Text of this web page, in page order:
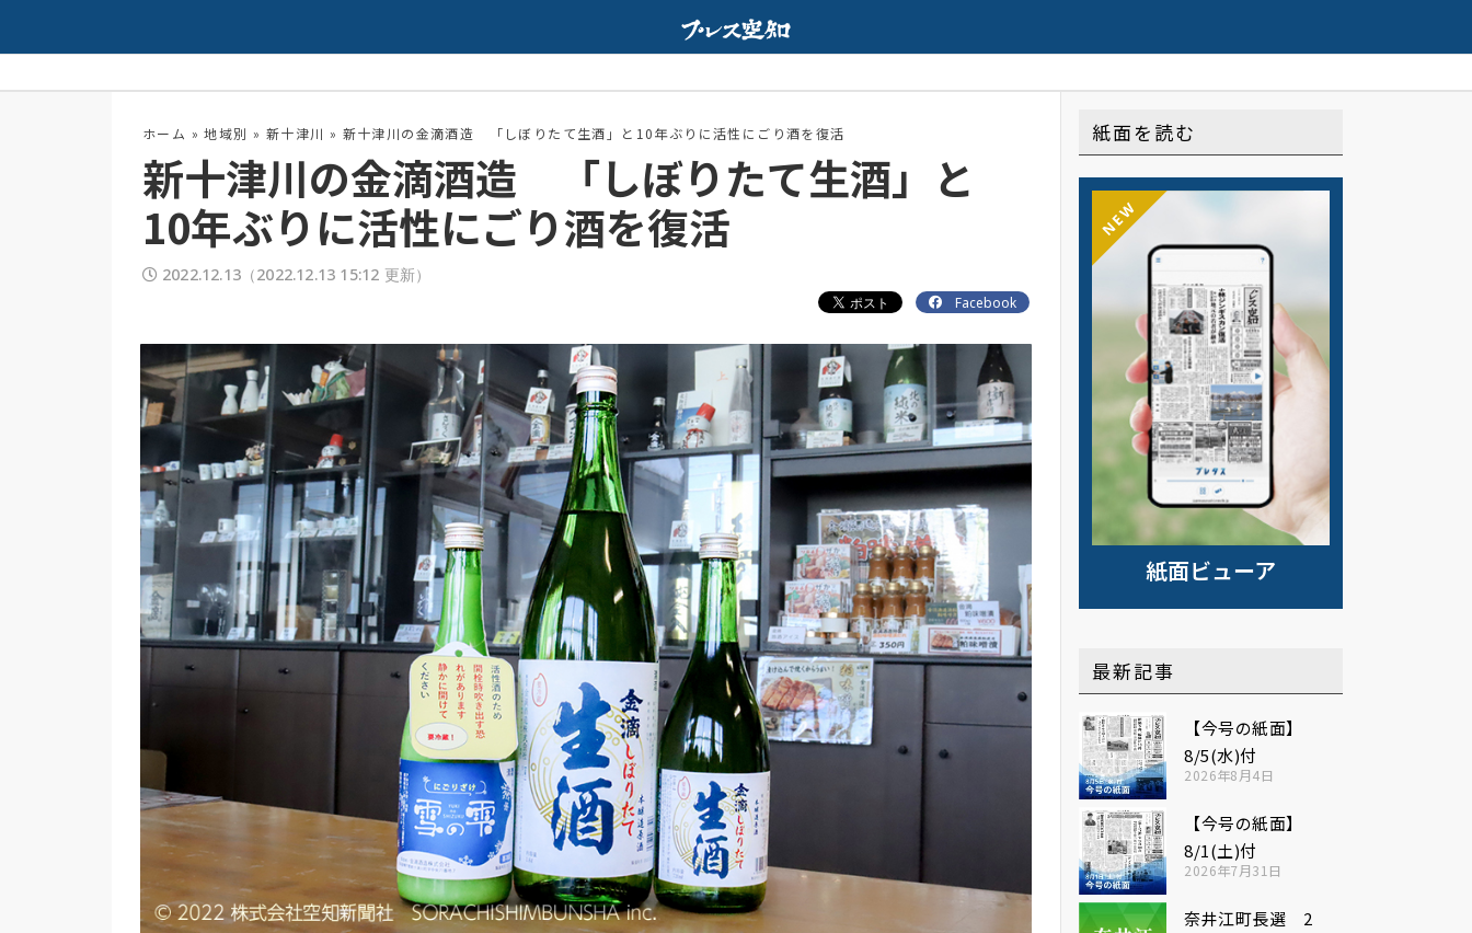
ホーム »地域別 » 新十津川 » 新十津川の金滴酒造 「しぼりたて生酒」と10年ぶりに活性にごり酒を復活
新十津川の金滴酒造 「しぼりたて生酒」と
10年ぶりに活性にごり酒を復活
2022.12.13 （2022.12.13 15:12 更新）
Facebook
紙面を読む
紙面ビューア
NEW
最新記事
【今号の紙面】
8/5(水)付
2026年8月4日
【今号の紙面】
8/1(土)付
2026年7月31日
奈井江町長選 2